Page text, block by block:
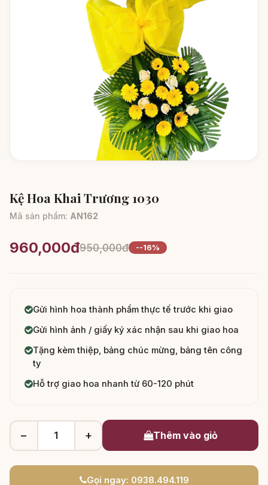
Kệ Hoa Khai Trương 1030
Mã sản phẩm: AN162
960,000đ950,000đ --16%
Gửi hình hoa thành phẩm thực tế trước khi giao
Gửi hình ảnh / giấy ký xác nhận sau khi giao hoa
Tặng kèm thiệp, bảng chúc mừng, bảng tên công
ty
Hỗ trợ giao hoa nhanh từ 60-120 phút
− + Thêm vào giỏ
Gọi ngay: 0938.494.119